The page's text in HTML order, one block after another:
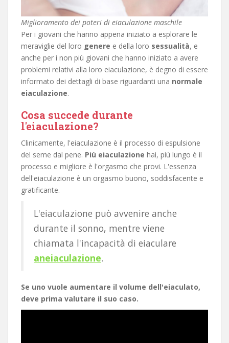
Miglioramento dei poteri di eiaculazione maschile
Per i giovani che hanno appena iniziato a esplorare le
meraviglie del loro genere e della loro sessualità, e
anche per i non più giovani che hanno iniziato a avere
problemi relativi alla loro eiaculazione, è degno di essere
informato dei dettagli di base riguardanti una normale
eiaculazione.
Cosa succede durante
l'eiaculazione?
Clinicamente, l'eiaculazione è il processo di espulsione
del seme dal pene. Più eiaculazione hai, più lungo è il
processo e migliore è l'orgasmo che provi. L'essenza
dell'eiaculazione è un orgasmo buono, soddisfacente e
gratificante.
L'eiaculazione può avvenire anche
durante il sonno, mentre viene
chiamata l'incapacità di eiaculare
aneiaculazione.
Se uno vuole aumentare il volume dell'eiaculato,
deve prima valutare il suo caso.